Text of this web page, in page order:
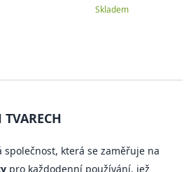
Skladem
TVARECH
společnost, která se zaměřuje na
pro každodenní používání, jež